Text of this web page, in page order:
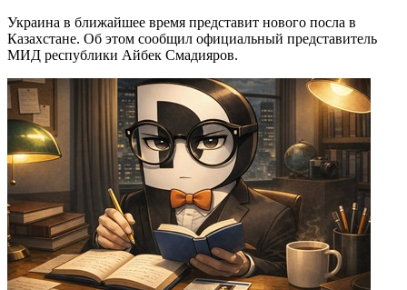
Украина в ближайшее время представит нового посла в
Казахстане. Об этом сообщил официальный представитель
МИД республики Айбек Смадияров.